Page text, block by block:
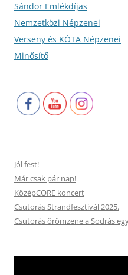
navigáció
Sándor Emlékdíjas
Nemzetközi Népzenei
Verseny és KÓTA Népzenei
Minősítő
Jól fest!
Már csak pár nap!
KözépCORE koncert
Csutorás Strandfesztivál 2025.
Csutorás örömzene a Sodrás